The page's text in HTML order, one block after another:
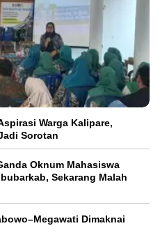
Warga Kalipare,
Sorotan
Oknum Mahasiswa
Sekarang Malah
Dimaknai